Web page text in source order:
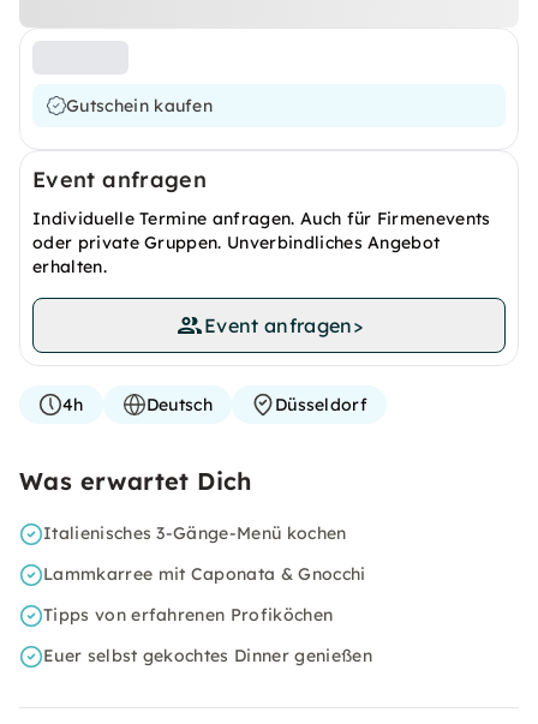
Gutschein kaufen
Event anfragen
Individuelle Termine anfragen. Auch für Firmenevents
oder private Gruppen. Unverbindliches Angebot
erhalten.
Event anfragen>
4h Deutsch Düsseldorf
Was erwartet Dich
Italienisches 3-Gänge-Menü kochen
Lammkarree mit Caponata & Gnocchi
Tipps von erfahrenen Profiköchen
Euer selbst gekochtes Dinner genießen